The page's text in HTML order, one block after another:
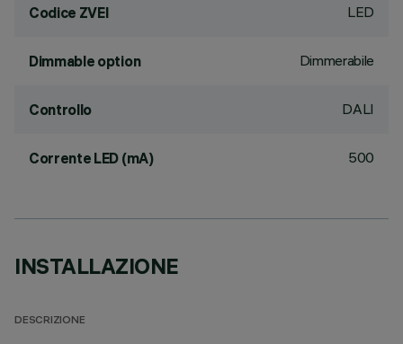
Codice ZVEI LED
Dimmable option Dimmerabile
Controllo DALI
Corrente LED (mA) 500
INSTALLAZIONE
DESCRIZIONE